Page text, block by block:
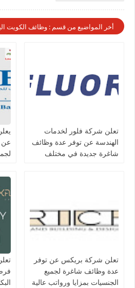
أخر المواضيع من قسم : وظائف الكويت
تعلن شركة فلور لخدمات
الهندسة عن توفر عدة وظائف
شاغرة جديدة في مختلف
عن
تعلن شركة بريكس عن توفر
عدة وظائف شاغرة لجميع
الجنسيات بمزايا ورواتب عالية